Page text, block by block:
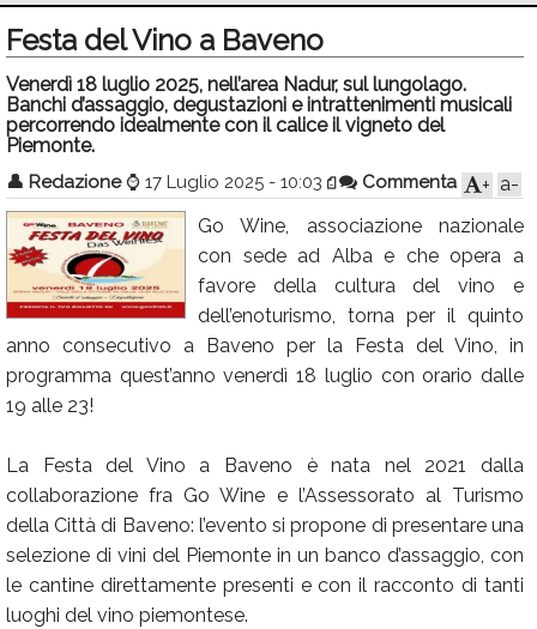
Politica
Sport
Eventi
Info Utili
Rubriche
Calendario
Festa del Vino a Baveno
Venerdì 18 luglio 2025, nell’area Nadur, sul lungolago.
Banchi d’assaggio, degustazioni e intrattenimenti musicali
percorrendo idealmente con il calice il vigneto del
Piemonte.
👤 Redazione ⌚ 17 Luglio 2025 - 10:03 Commenta a-
+
Go Wine, associazione nazionale
con sede ad Alba e che opera a
favore della cultura del vino e
dell’enoturismo, torna per il quinto
anno consecutivo a Baveno per la Festa del Vino, in
programma quest’anno venerdì 18 luglio con orario dalle
19 alle 23!
La Festa del Vino a Baveno è nata nel 2021 dalla
collaborazione fra Go Wine e l’Assessorato al Turismo
della Città di Baveno: l’evento si propone di presentare una
selezione di vini del Piemonte in un banco d’assaggio, con
le cantine direttamente presenti e con il racconto di tanti
luoghi del vino piemontese.